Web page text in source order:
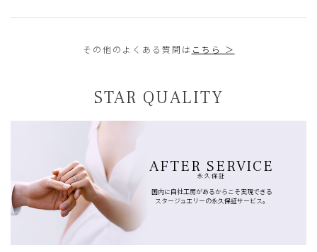
その他のよくある質問は こちら ＞
STAR QUALITY
AFTER SERVICE
永久保証
国内に自社工房があるからこそ実現できる
スタージュエリーの永久保証サービス。